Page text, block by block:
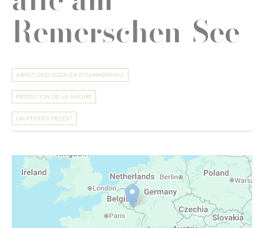
Remerschen-See
ARMUT UND SOZIALER ZUSAMMENHALT
PROTECTION DE LA NATURE
LAUFENDES PROJEKT